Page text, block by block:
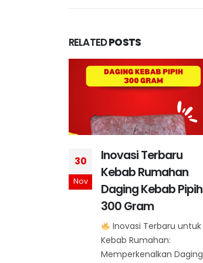
RELATEDPOSTS
30
Nov
Inovasi Terbaru
Kebab Rumahan
Daging Kebab Pipih
300 Gram
Inovasi Terbaru untuk
Kebab Rumahan:
Memperkenalkan Daging